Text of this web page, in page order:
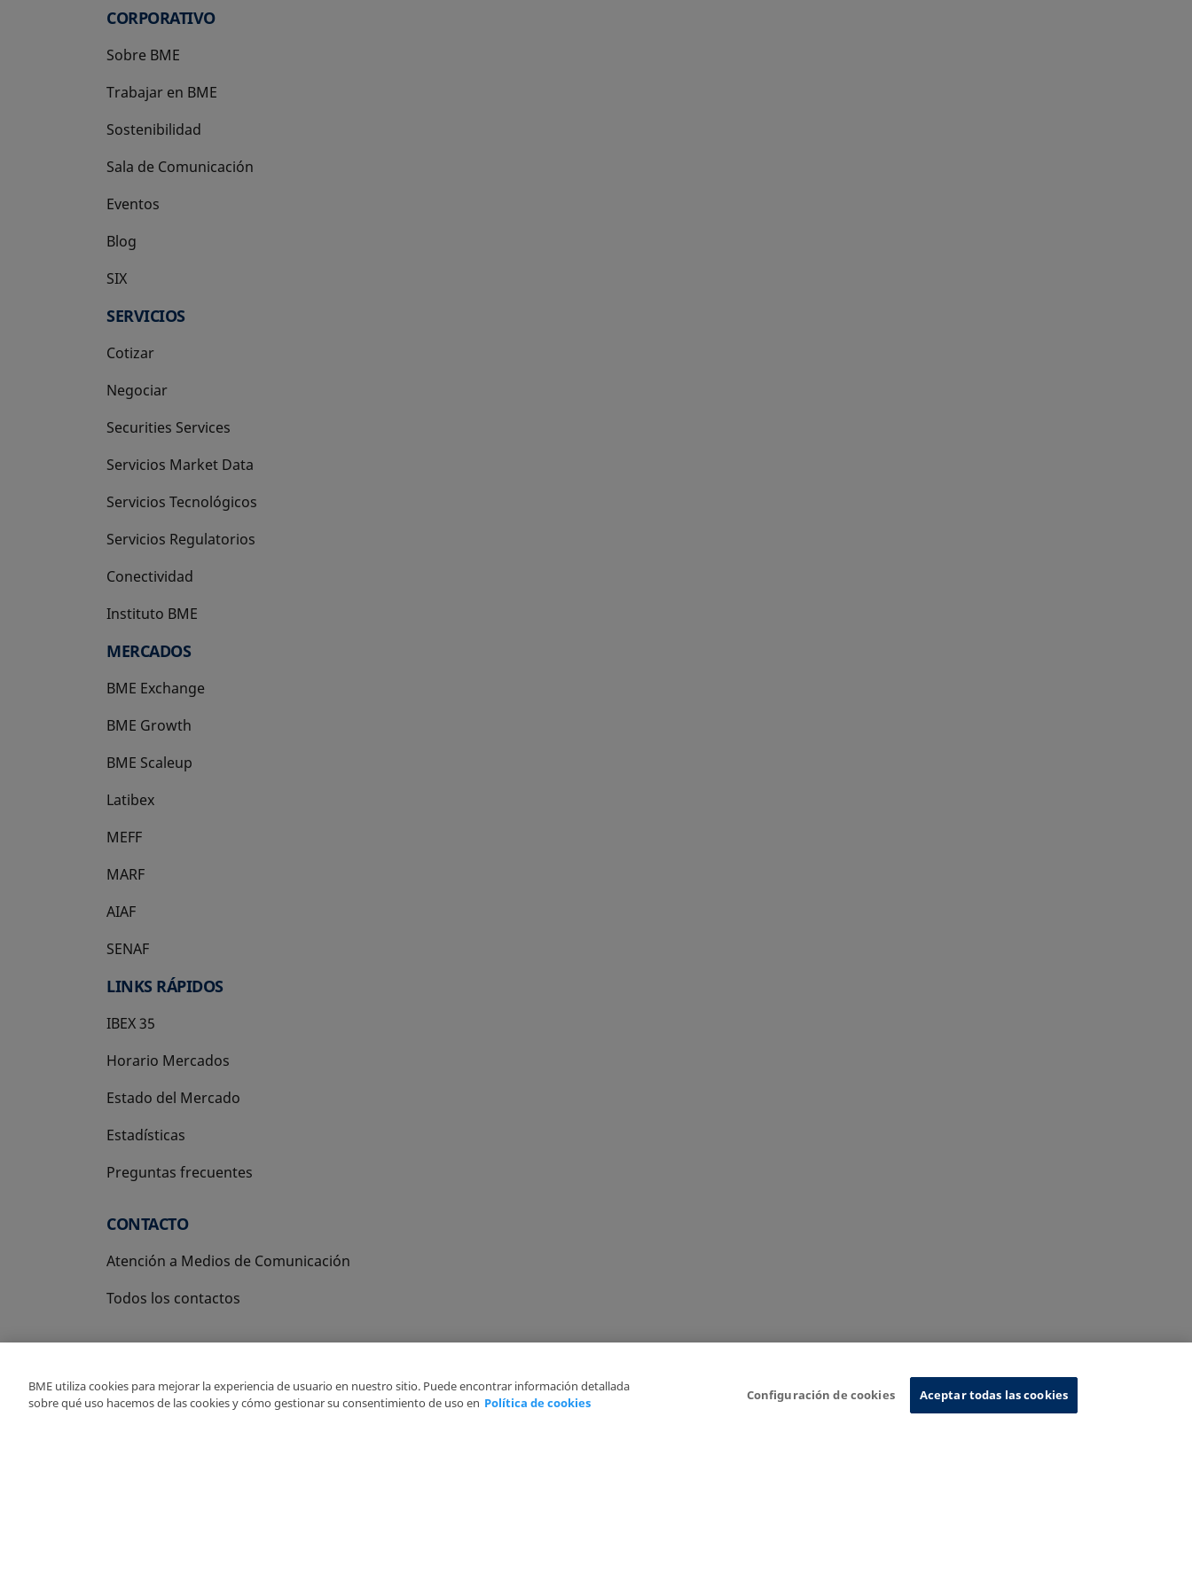
CORPORATIVO
Sobre BME
Trabajar en BME
Sostenibilidad
Sala de Comunicación
Eventos
Blog
SIX
se abre en una pestaña nueva
SERVICIOS
Cotizar
Negociar
Securities Services
Servicios Market Data
Servicios Tecnológicos
Servicios Regulatorios
Conectividad
Instituto BME
se abre en una pestaña nueva
MERCADOS
BME Exchange
BME Growth
se abre en una pestaña nueva
BME Scaleup
se abre en una pestaña nueva
Latibex
se abre en una pestaña nueva
MEFF
se abre en una pestaña nueva
MARF
AIAF
SENAF
LINKS RÁPIDOS
IBEX 35
Horario Mercados
Estado del Mercado
Estadísticas
Preguntas frecuentes
CONTACTO
Atención a Medios de Comunicación
Todos los contactos
Copyright Ⓒ BME 2026 Sistema de Información
BME utiliza cookies para mejorar la experiencia de usuario en nuestro sitio. Puede encontrar información detallada
sobre qué uso hacemos de las cookies y cómo gestionar su consentimiento de uso en Política de cookies
Configuración de cookies Aceptar todas las cookies